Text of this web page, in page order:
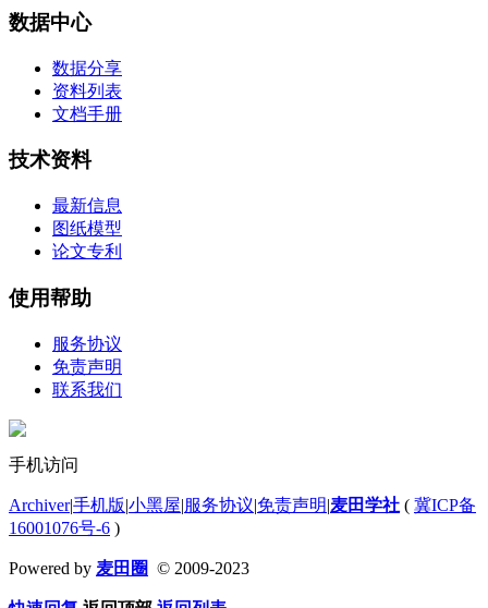
数据中心
数据分享
资料列表
文档手册
技术资料
最新信息
图纸模型
论文专利
使用帮助
服务协议
免责声明
联系我们
手机访问
Archiver|手机版|小黑屋|服务协议|免责声明|麦田学社 ( 冀ICP备
16001076号-6 )
Powered by 麦田圈 © 2009-2023